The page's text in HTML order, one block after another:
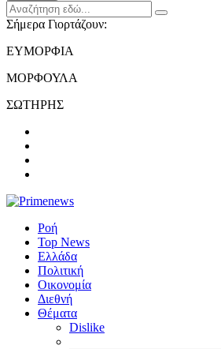
Σήμερα Γιορτάζουν:
ΕΥΜΟΡΦΙΑ
ΜΟΡΦΟΥΛΑ
ΣΩΤΗΡΗΣ
Ροή
Top News
Ελλάδα
Πολιτική
Οικονομία
Διεθνή
Θέματα
Dislike